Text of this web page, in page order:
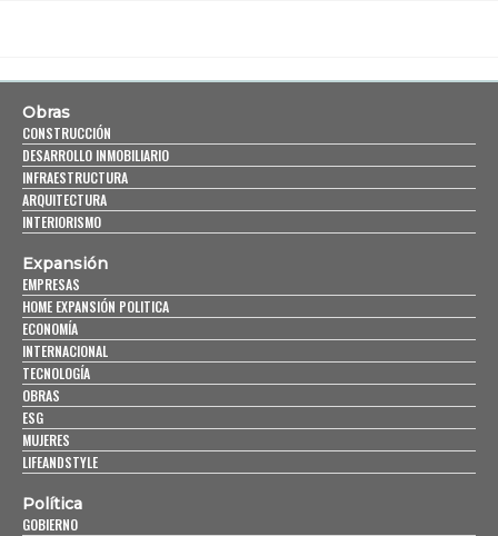
Obras
CONSTRUCCIÓN
DESARROLLO INMOBILIARIO
INFRAESTRUCTURA
ARQUITECTURA
INTERIORISMO
Expansión
EMPRESAS
HOME EXPANSIÓN POLITICA
ECONOMÍA
INTERNACIONAL
TECNOLOGÍA
OBRAS
ESG
MUJERES
LIFEANDSTYLE
Política
GOBIERNO